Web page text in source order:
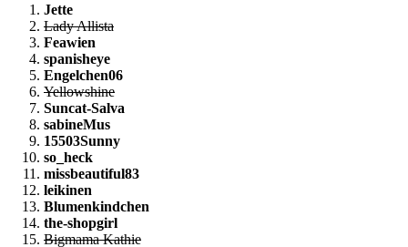
Jette
Lady Allista
Feawien
spanisheye
Engelchen06
Yellowshine
Suncat-Salva
sabineMus
15503Sunny
so_heck
missbeautiful83
leikinen
Blumenkindchen
the-shopgirl
Bigmama Kathie